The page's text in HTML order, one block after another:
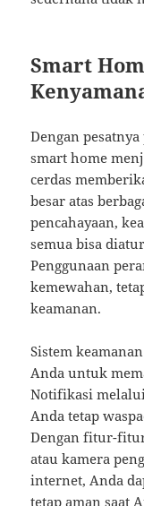
Smart
Dengan
smart home
cerdas
besar atas
pencahayaan,
semua bisa
Penggunaan
kemewahan,
keamanan.
Sistem
Anda untuk
Notifikasi
Anda tetap
Dengan fitur-
atau kamera
internet, Anda
tetap aman saat